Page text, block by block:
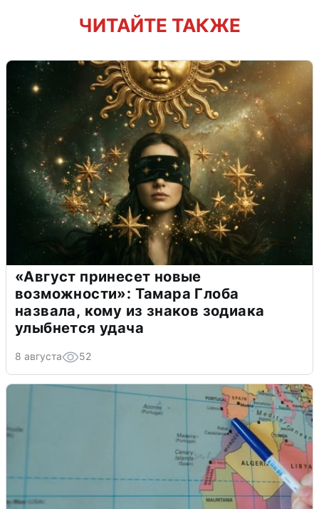
ЧИТАЙТЕ ТАКЖЕ
«Август принесет новые
возможности»: Тамара Глоба
назвала, кому из знаков зодиака
улыбнется удача
8 августа 52